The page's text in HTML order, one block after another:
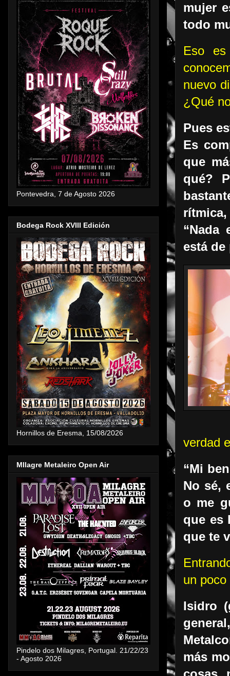
mujer
todo
Eso es
nuevo
¿Qué
Pues
Es
que
qué?
“Nada
está de
verdad
“Mi
No sé,
o me
que es
que te
un
Isidro
más
Pontevedra, 7 de Agosto 2026
Bodega Rock XVIII Edición
Hornillos de Eresma, 15/08/2026
MIlagre Metaleiro Open Air
Pindelo dos Milagres, Portugal. 21/22/23
- Agosto 2026